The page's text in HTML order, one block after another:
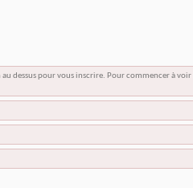
dessus pour vous inscrire. Pour commencer à voir